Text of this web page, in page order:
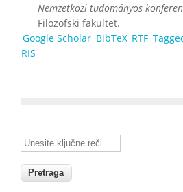
Nemzetközi tudományos
Filozofski fakultet.
Google Scholar BibTeX RTF
RIS
Unesite ključne reči